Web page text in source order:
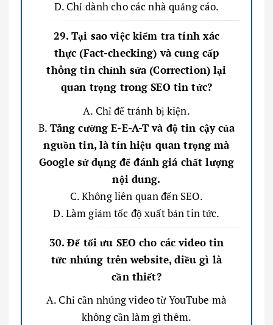
D. Chỉ dành cho các nhà quảng cáo.
29. Tại sao việc kiểm tra tính xác
thực (Fact-checking) và cung cấp
thông tin chỉnh sửa (Correction) lại
quan trọng trong SEO tin tức?
A. Chỉ để tránh bị kiện.
B. Tăng cường E-E-A-T và độ tin cậy của
nguồn tin, là tín hiệu quan trọng mà
Google sử dụng để đánh giá chất lượng
nội dung.
C. Không liên quan đến SEO.
D. Làm giảm tốc độ xuất bản tin tức.
30. Để tối ưu SEO cho các video tin
tức nhúng trên website, điều gì là
cần thiết?
A. Chỉ cần nhúng video từ YouTube mà
không cần làm gì thêm.